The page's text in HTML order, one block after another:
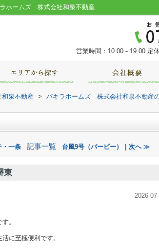
ホームズ 株式会社和泉不動産
営業時間：10:00～19:00 定
泉不動産 > パキラホームズ 株式会社和泉不動産
一条 記事一覧 台風9号（バービー）｜次へ ≫
東
2026-
。
に至極便利です。